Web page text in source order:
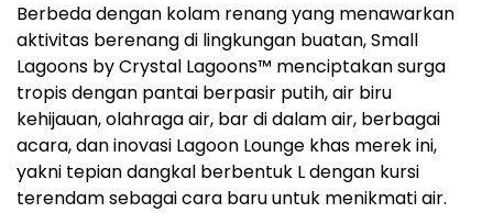
Berbeda dengan kolam renang yang menawarkan
aktivitas berenang di lingkungan buatan, Small
Lagoons by Crystal Lagoons™ menciptakan surga
tropis dengan pantai berpasir putih, air biru
kehijauan, olahraga air, bar di dalam air, berbagai
acara, dan inovasi Lagoon Lounge khas merek ini,
yakni tepian dangkal berbentuk L dengan kursi
terendam sebagai cara baru untuk menikmati air.